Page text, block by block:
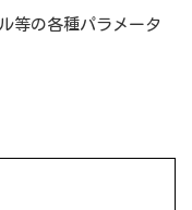
等の各種パラメータ